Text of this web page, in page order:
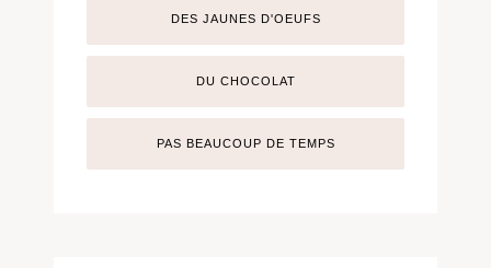
DES JAUNES D'OEUFS
DU CHOCOLAT
PAS BEAUCOUP DE TEMPS